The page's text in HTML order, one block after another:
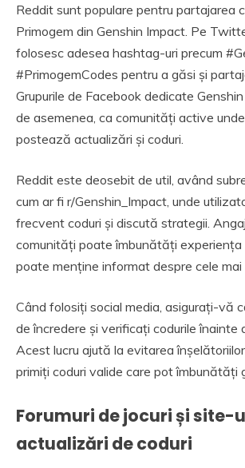
Reddit sunt populare pentru partajarea
Primogem din Genshin Impact. Pe
folosesc adesea hashtag-uri precum
#PrimogemCodes pentru a găsi și
Grupurile de Facebook dedicate
de asemenea, ca comunități active
postează actualizări și coduri.
Reddit este deosebit de util, având
cum ar fi r/Genshin_Impact, unde
frecvent coduri și discută strategii.
comunități poate îmbunătăți experiența
poate menține informat despre cele mai
Când folosiți social media, asigurați-vă
de încredere și verificați codurile înainte
Acest lucru ajută la evitarea
primiți coduri valide care pot îmbunătăți
Forumuri de jocuri și site-
actualizări de coduri